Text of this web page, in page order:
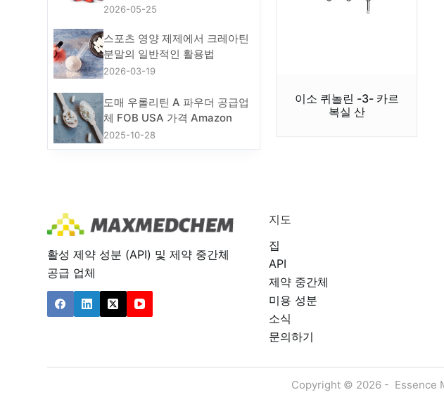
이소 퀴놀린 -3- 카르
복실 산
2026-05-25
스포츠 영양 제제에서 크레아틴
분말의 일반적인 활용법
2026-03-19
도매 우롤리틴 A 파우더 공급업
체 FOB USA 가격 Amazon
2025-10-28
활성 제약 성분 (API) 및 제약 중간체
공급 업체
지도
집
API
제약 중간체
미용 성분
소식
문의하기
Copyright © 2026 - Essence